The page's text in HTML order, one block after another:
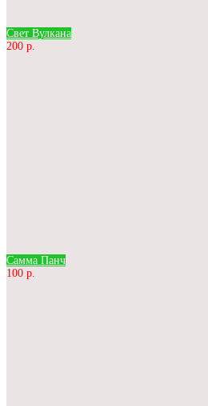
Свет Вулкана
200 р.
Самма Панч
100 р.